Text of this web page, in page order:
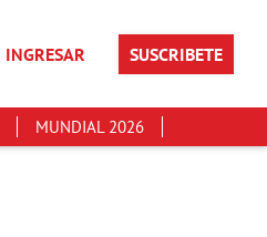
INGRESAR SUSCRIBETE
MUNDIAL 2026